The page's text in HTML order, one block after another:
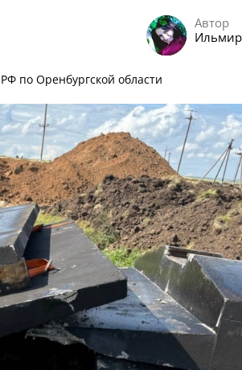
Автор
по Оренбургской области